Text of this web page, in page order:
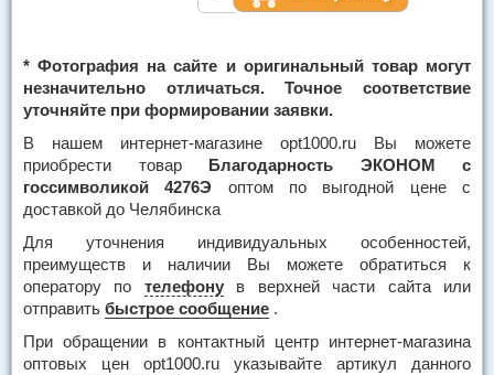
* Фотография на сайте и оригинальный товар могут
незначительно отличаться. Точное соответствие
уточняйте при формировании заявки.
В нашем интернет-магазине opt1000.ru Вы можете
приобрести товар Благодарность ЭКОНОМ с
госсимволикой 4276Э оптом по выгодной цене с
доставкой до Челябинска
Для уточнения индивидуальных особенностей,
преимуществ и наличии Вы можете обратиться к
оператору по телефонув верхней части сайта или
отправить быстрое сообщение .
При обращении в контактный центр интернет-магазина
оптовых цен opt1000.ru указывайте артикул данного